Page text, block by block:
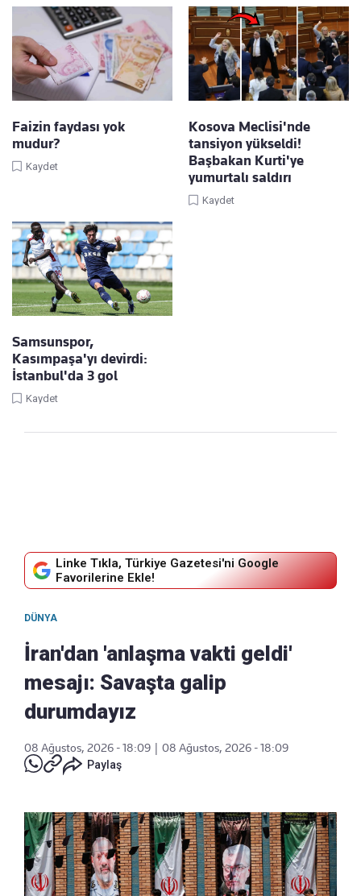
Faizin faydası yok
mudur?
Kaydet
Kosova Meclisi'nde
tansiyon yükseldi!
Başbakan Kurti'ye
yumurtalı saldırı
Kaydet
Samsunspor,
Kasımpaşa'yı devirdi:
İstanbul'da 3 gol
Kaydet
Linke Tıkla, Türkiye Gazetesi'ni Google
Favorilerine Ekle!
DÜNYA
İran'dan 'anlaşma vakti geldi'
mesajı: Savaşta galip
durumdayız
08 Ağustos, 2026 - 18:09
08 Ağustos, 2026 - 18:09
Paylaş